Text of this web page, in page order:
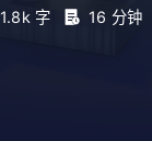
1.8k 字
16 分钟